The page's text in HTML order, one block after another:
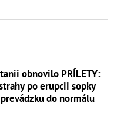
obnovilo PRÍLETY:
po erupcii sopky
do normálu